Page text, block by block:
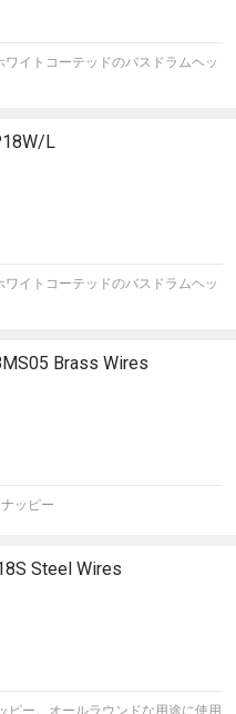
イトコーテッドのバスドラムヘッ
L
イトコーテッドのバスドラムヘッ
Brass Wires
ッピー
Steel Wires